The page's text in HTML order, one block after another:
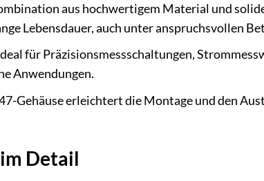
aus hochwertigem Material und
Lebensdauer, auch unter anspruchsvollen
für Präzisionsmessschaltungen,
Anwendungen.
Gehäuse erleichtert die Montage und den
Detail